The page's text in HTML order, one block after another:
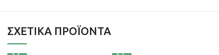
ΣΧΕΤΙΚΆ ΠΡΟΪΌΝΤΑ